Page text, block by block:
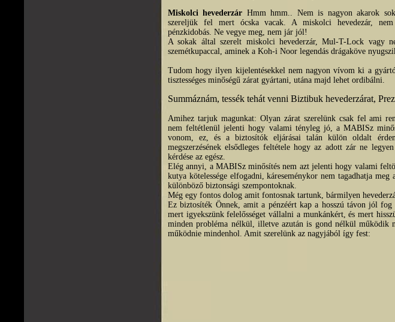
Miskolci hevederzár Hmm hmm.. Nem is nagyon akarok
szereljük fel mert ócska vacak. A miskolci hevedezár, nem
pénzkidobás. Ne vegye meg, nem jár jól!
A sokak által szerelt miskolci hevederzár, Mul-T-Lock vagy
szemétkupaccal, aminek a Koh-i Noor legendás drágaköve
Tudom hogy ilyen kijelentésekkel nem nagyon vívom ki a
tisztességes minőségű zárat gyártani, utána majd lehet ordibálni.
Summáznám, tessék tehát venni Biztibuk hevederzárat,
Amihez tarjuk magunkat: Olyan zárat szerelünk csak fel ami
nem feltétlenül jelenti hogy valami tényleg jó, a MABISz
vonom, ez, és a biztosítók eljárásai talán külön oldalt
megszerzésének elsődleges feltétele hogy az adott zár ne
kérdése az egész.
Elég annyi, a MABISz minősítés nem azt jelenti hogy valami
kutya kötelessége elfogadni, káreseménykor nem tagadhatja
különböző biztonsági szempontoknak.
Még egy fontos dolog amit fontosnak tartunk, bármilyen
Ez biztosíték Önnek, amit a pénzéért kap a hosszú távon jól
mert igyekszünk felelősséget vállalni a munkánkért, és mert
minden probléma nélkül, illetve azután is gond nélkül működik
működnie mindenhol. Amit szerelünk az nagyjából így fest: